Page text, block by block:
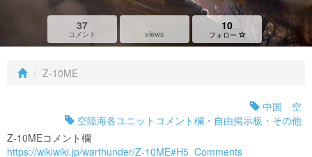
37
コメント views
10
フォロー
Z-10ME
中国 空
空陸海各ユニットコメント欄・自由掲示板・その他
Z-10MEコメント欄
https://wikiwiki.jp/warthunder/Z-10ME#H5_Comments